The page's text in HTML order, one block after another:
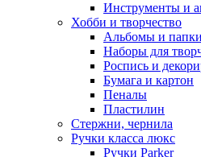
Инструменты и
Хобби и творчество
Альбомы и
Наборы для
Роспись и
Бумага и картон
Пеналы
Пластилин
Стержни, чернила
Ручки класса люкс
Ручки Parker